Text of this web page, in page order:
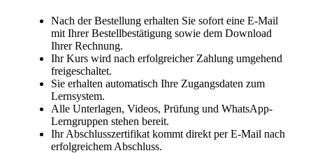
Nach der Bestellung erhalten Sie sofort eine E-Mail
mit Ihrer Bestellbestätigung sowie dem Download
Ihrer Rechnung.
Ihr Kurs wird nach erfolgreicher Zahlung umgehend
freigeschaltet.
Sie erhalten automatisch Ihre Zugangsdaten zum
Lernsystem.
Alle Unterlagen, Videos, Prüfung und WhatsApp-
Lerngruppen stehen bereit.
Ihr Abschlusszertifikat kommt direkt per E-Mail nach
erfolgreichem Abschluss.